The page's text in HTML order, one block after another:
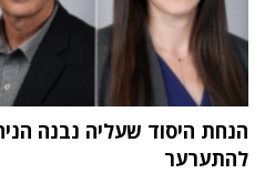
הנחת היסוד שעליה נבנה
להתערער